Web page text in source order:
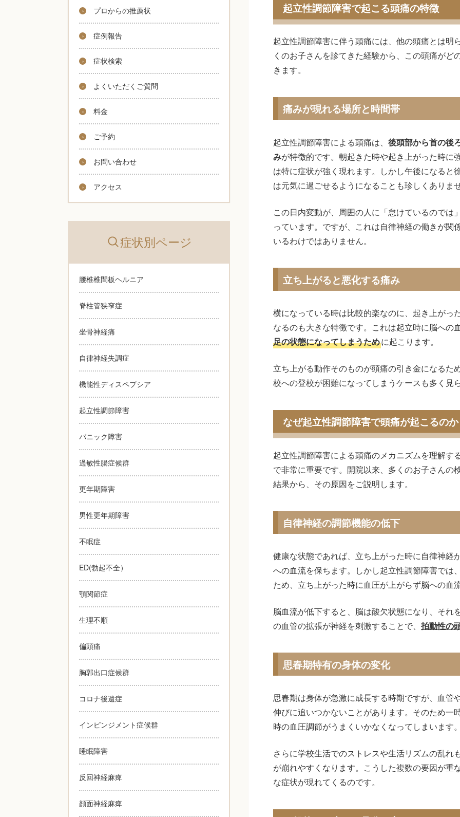
起立性調節障害で起こる頭痛の特徴
起立性調節障害に伴う頭痛には、他の頭痛とは明
くのお子さんを診てきた経験から、この頭痛が
きます。
痛みが現れる場所と時間帯
起立性調節障害による頭痛は、 後頭部から首の後
みが特徴的です。朝起きた時や起き上がった時に
は特に症状が強く現れます。しかし午後になると
は元気に過ごせるようになることも珍しくありま
この日内変動が、周囲の人に「怠けているのでは
っています。ですが、これは自律神経の働きが関
いるわけではありません。
立ち上がると悪化する痛み
横になっている時は比較的楽なのに、起き上がっ
なるのも大きな特徴です。これは起立時に脳への
足の状態になってしまうために起こります。
立ち上がる動作そのものが頭痛の引き金になるた
校への登校が困難になってしまうケースも多く見
なぜ起立性調節障害で頭痛が起こるのか
起立性調節障害による頭痛のメカニズムを理解す
で非常に重要です。開院以来、多くのお子さんの
結果から、その原因をご説明します。
自律神経の調節機能の低下
健康な状態であれば、立ち上がった時に自律神経
への血流を保ちます。しかし起立性調節障害では
ため、立ち上がった時に血圧が上がらず脳への血
脳血流が低下すると、脳は酸欠状態になり、それ
の血管の拡張が神経を刺激することで、 拍動性の
思春期特有の身体の変化
思春期は身体が急激に成長する時期ですが、血管
伸びに追いつかないことがあります。そのため一
時の血圧調節がうまくいかなくなってしまいます
さらに学校生活でのストレスや生活リズムの乱れ
が崩れやすくなります。こうした複数の要因が重
な症状が現れてくるのです。
プロからの推薦状
症例報告
症状検索
よくいただくご質問
料金
ご予約
お問い合わせ
アクセス
症状別ページ
腰椎椎間板ヘルニア
脊柱管狭窄症
坐骨神経痛
自律神経失調症
機能性ディスペプシア
起立性調節障害
パニック障害
過敏性腸症候群
更年期障害
男性更年期障害
不眠症
ED(勃起不全）
顎関節症
生理不順
偏頭痛
胸郭出口症候群
コロナ後遺症
インピンジメント症候群
睡眠障害
反回神経麻痺
顔面神経麻痺